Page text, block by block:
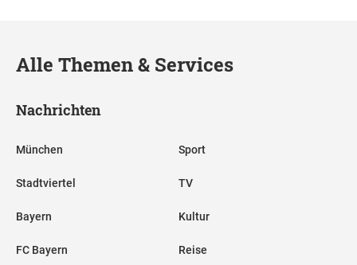
Alle Themen & Services
Nachrichten
München
Stadtviertel
Bayern
FC Bayern
Sport
TV
Kultur
Reise